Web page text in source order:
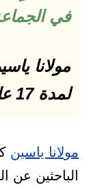
في
مولانا
لمدة 17 عامًا)
مولانا ياسين
الباحثين عن